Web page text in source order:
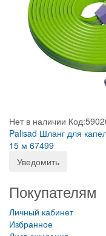
Нет в наличии
Palisad Шланг для
15 м 67499
Уведомить
Покупателям
Личный кабинет
Избранное